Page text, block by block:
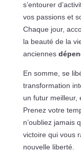
s’entourer
vos passions et
Chaque jour,
la beauté de la
anciennes
En somme, se
transformation
un futur meilleur,
Prenez votre
n’oubliez jamais
victoire qui vous
nouvelle liberté.